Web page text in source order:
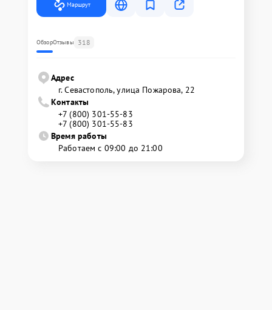
Маршрут
ОбзорОтзывы 318
Адрес
г. Севастополь, улица Пожарова, 22
Контакты
+7 (800) 301-55-83
+7 (800) 301-55-83
Время работы
Работаем с 09:00 до 21:00